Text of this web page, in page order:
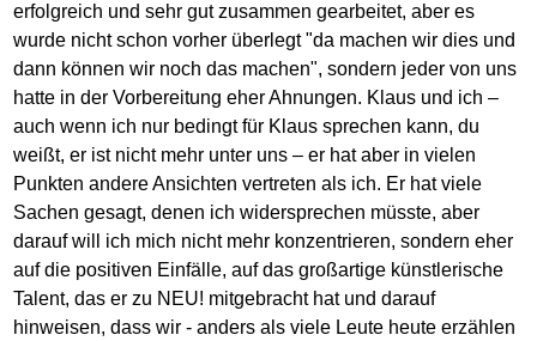
erfolgreich und sehr gut zusammen gearbeitet, aber es
wurde nicht schon vorher überlegt "da machen wir dies und
dann können wir noch das machen", sondern jeder von uns
hatte in der Vorbereitung eher Ahnungen. Klaus und ich –
auch wenn ich nur bedingt für Klaus sprechen kann, du
weißt, er ist nicht mehr unter uns – er hat aber in vielen
Punkten andere Ansichten vertreten als ich. Er hat viele
Sachen gesagt, denen ich widersprechen müsste, aber
darauf will ich mich nicht mehr konzentrieren, sondern eher
auf die positiven Einfälle, auf das großartige künstlerische
Talent, das er zu NEU! mitgebracht hat und darauf
hinweisen, dass wir - anders als viele Leute heute erzählen